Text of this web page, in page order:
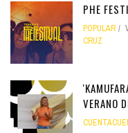
PHE
POPULAR
CRUZ
VERANO